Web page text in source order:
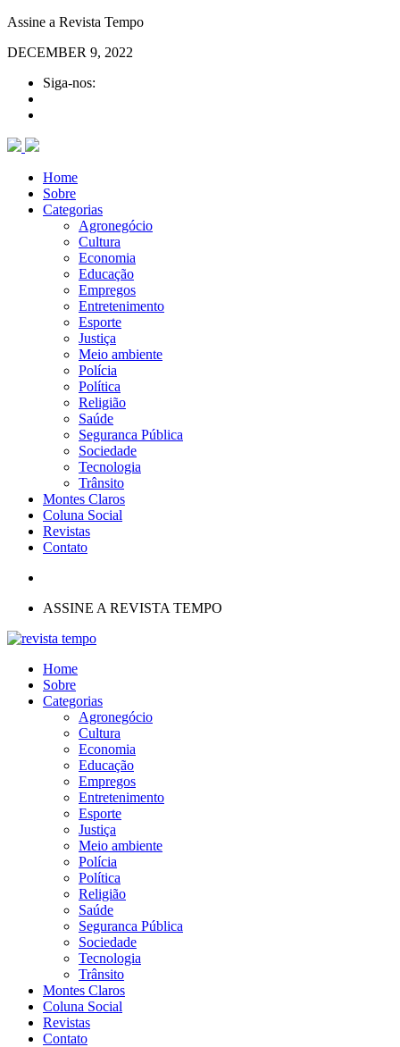
Assine a Revista Tempo
DECEMBER 9, 2022
Siga-nos:
Home
Sobre
Categorias
Agronegócio
Cultura
Economia
Educação
Empregos
Entretenimento
Esporte
Justiça
Meio ambiente
Polícia
Política
Religião
Saúde
Seguranca Pública
Sociedade
Tecnologia
Trânsito
Montes Claros
Coluna Social
Revistas
Contato
ASSINE A REVISTA TEMPO
Home
Sobre
Categorias
Agronegócio
Cultura
Economia
Educação
Empregos
Entretenimento
Esporte
Justiça
Meio ambiente
Polícia
Política
Religião
Saúde
Seguranca Pública
Sociedade
Tecnologia
Trânsito
Montes Claros
Coluna Social
Revistas
Contato